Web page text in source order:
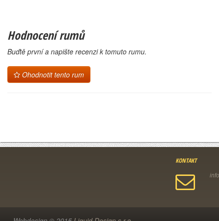
Hodnocení rumů
Buďtě první a napište recenzi k tomuto rumu.
Ohodnotit tento rum
KONTAKT